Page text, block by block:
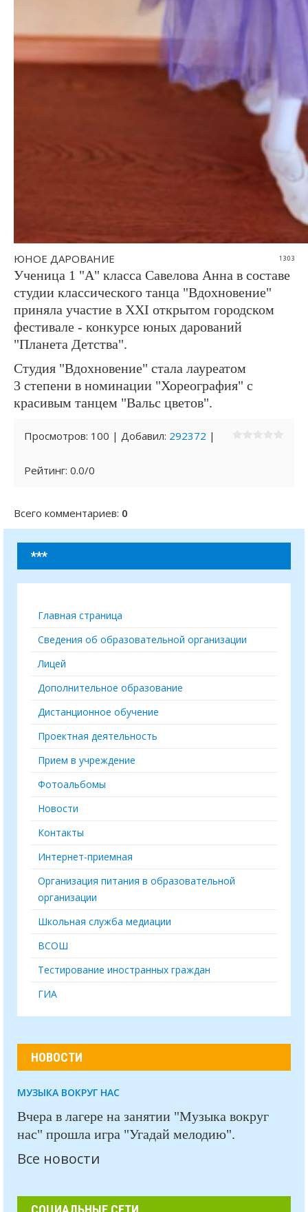
13:03
ЮНОЕ ДАРОВАНИЕ
Ученица 1 "А" класса Савелова Анна в составе
студии классического танца "Вдохновение"
приняла участие в ХХI открытом городском
фестивале - конкурсе юных дарований
"Планета Детства".
Студия "Вдохновение" стала лауреатом
3 степени в номинации "Хореография" с
красивым танцем "Вальс цветов".
Просмотров: 100 | Добавил: 292372 |
Рейтинг: 0.0/0
Всего комментариев: 0
***
Главная страница
Сведения об образовательной организации
Лицей
Дополнительное образование
Дистанционное обучение
Проектная деятельность
Прием в учреждение
Фотоальбомы
Новости
Контакты
Интернет-приемная
Организация питания в образовательной
организации
Школьная служба медиации
ВСОШ
Тестирование иностранных граждан
ГИА
НОВОСТИ
МУЗЫКА ВОКРУГ НАС
Вчера в лагере на занятии "Музыка вокруг
нас" прошла игра "Угадай мелодию".
Все новости